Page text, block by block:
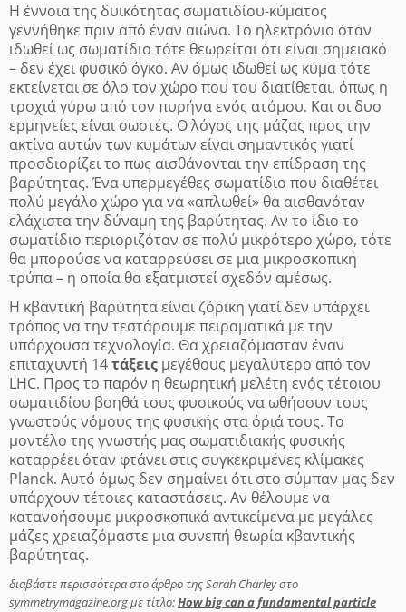
Η έννοια της δυικότητας σωματιδίου-κύματος
γεννήθηκε πριν από έναν αιώνα. Το ηλεκτρόνιο όταν
ιδωθεί ως σωματίδιο τότε θεωρείται ότι είναι σημειακό
– δεν έχει φυσικό όγκο. Αν όμως ιδωθεί ως κύμα τότε
εκτείνεται σε όλο τον χώρο που του διατίθεται, όπως η
τροχιά γύρω από τον πυρήνα ενός ατόμου. Και οι δυο
ερμηνείες είναι σωστές. Ο λόγος της μάζας προς την
ακτίνα αυτών των κυμάτων είναι σημαντικός γιατί
προσδιορίζει το πως αισθάνονται την επίδραση της
βαρύτητας. Ένα υπερμεγέθες σωματίδιο που διαθέτει
πολύ μεγάλο χώρο για να «απλωθεί» θα αισθανόταν
ελάχιστα την δύναμη της βαρύτητας. Αν το ίδιο το
σωματίδιο περιοριζόταν σε πολύ μικρότερο χώρο, τότε
θα μπορούσε να καταρρεύσει σε μια μικροσκοπική
τρύπα – η οποία θα εξατμιστεί σχεδόν αμέσως.
Η κβαντική βαρύτητα είναι ζόρικη γιατί δεν υπάρχει
τρόπος να την τεστάρουμε πειραματικά με την
υπάρχουσα τεχνολογία. Θα χρειαζόμασταν έναν
επιταχυντή 14τάξεις μεγέθους μεγαλύτερο από τον
LHC. Προς το παρόν η θεωρητική μελέτη ενός τέτοιου
σωματιδίου βοηθά τους φυσικούς να ωθήσουν τους
γνωστούς νόμους της φυσικής στα όριά τους. Το
μοντέλο της γνωστής μας σωματιδιακής φυσικής
καταρρέει όταν φτάνει στις συγκεκριμένες κλίμακες
Planck. Αυτό όμως δεν σημαίνει ότι στο σύμπαν μας δεν
υπάρχουν τέτοιες καταστάσεις. Αν θέλουμε να
κατανοήσουμε μικροσκοπικά αντικείμενα με μεγάλες
μάζες χρειαζόμαστε μια συνεπή θεωρία κβαντικής
βαρύτητας.
διαβάστε περισσότερα στο άρθρο της Sarah Charley στο
symmetrymagazine.org με τίτλο:How big can a fundamental particle